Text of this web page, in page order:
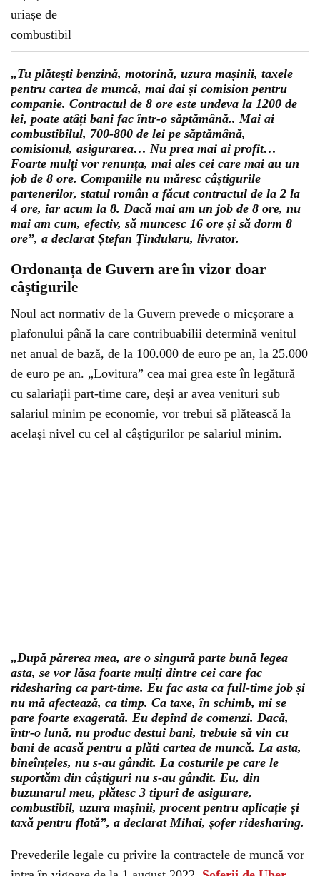
„Tu plătești benzină, motorină, uzura mașinii, taxele
pentru cartea de muncă, mai dai și comision pentru
companie. Contractul de 8 ore este undeva la 1200 de
lei, poate atâți bani fac într-o săptămână.. Mai ai
combustibilul, 700-800 de lei pe săptămână,
comisionul, asigurarea… Nu prea mai ai profit…
Foarte mulți vor renunța, mai ales cei care mai au un
job de 8 ore. Companiile nu măresc câștigurile
partenerilor, statul român a făcut contractul de la 2 la
4 ore, iar acum la 8. Dacă mai am un job de 8 ore, nu
mai am cum, efectiv, să muncesc 16 ore și să dorm 8
ore”, a declarat Ștefan Țindularu, livrator.
Ordonanța de Guvern are în vizor doar
câștigurile
Noul act normativ de la Guvern prevede o micșorare a
plafonului până la care contribuabilii determină venitul
net anual de bază, de la 100.000 de euro pe an, la 25.000
de euro pe an. „Lovitura” cea mai grea este în legătură
cu salariații part-time care, deși ar avea venituri sub
salariul minim pe economie, vor trebui să plătească la
același nivel cu cel al câștigurilor pe salariul minim.
„După părerea mea, are o singură parte bună legea
asta, se vor lăsa foarte mulți dintre cei care fac
ridesharing ca part-time. Eu fac asta ca full-time job și
nu mă afectează, ca timp. Ca taxe, în schimb, mi se
pare foarte exagerată. Eu depind de comenzi. Dacă,
într-o lună, nu produc destui bani, trebuie să vin cu
bani de acasă pentru a plăti cartea de muncă. La asta,
bineînțeles, nu s-au gândit. La costurile pe care le
suportăm din câștiguri nu s-au gândit. Eu, din
buzunarul meu, plătesc 3 tipuri de asigurare,
combustibil, uzura mașinii, procent pentru aplicație și
taxă pentru flotă”, a declarat Mihai, șofer ridesharing.
Prevederile legale cu privire la contractele de muncă vor